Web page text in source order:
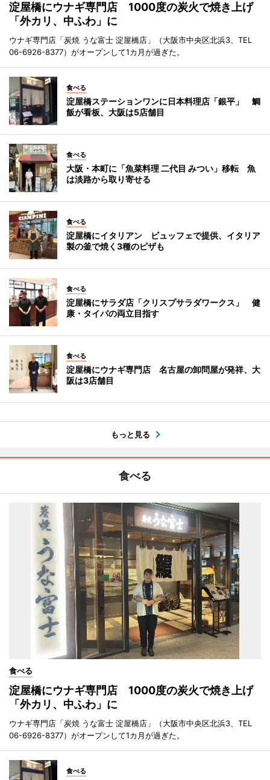
淀屋橋にウナギ専門店 1000度の炭火で焼き上げ
「外カリ、中ふわ」に
ウナギ専門店「炭焼 うな富士 淀屋橋店」（大阪市中央区北浜3、TEL
06-6926-8377）がオープンして1カ月が過ぎた。
食べる
淀屋橋ステーションワンに日本料理店「銀平」 鯛
飯が看板、大阪は5店舗目
食べる
大阪・本町に「魚菜料理 二代目 みつい」移転 魚
は淡路から取り寄せる
食べる
淀屋橋にイタリアン ビュッフェで提供、イタリア
製の釜で焼く3種のピザも
食べる
淀屋橋にサラダ店「クリスプサラダワークス」 健
康・タイパの両立目指す
食べる
淀屋橋にウナギ専門店 名古屋の卸問屋が発祥、大
阪は3店舗目
もっと見る
食べる
食べる
淀屋橋にウナギ専門店 1000度の炭火で焼き上げ
「外カリ、中ふわ」に
ウナギ専門店「炭焼 うな富士 淀屋橋店」（大阪市中央区北浜3、TEL
06-6926-8377）がオープンして1カ月が過ぎた。
食べる